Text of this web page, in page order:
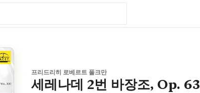
프리드리히 로베르트 폴크만
세레나데 2번 바장조, Op. 63